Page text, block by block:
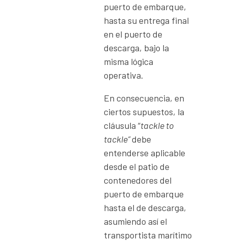
puerto de embarque,
hasta su entrega final
en el puerto de
descarga, bajo la
misma lógica
operativa.
En consecuencia, en
ciertos supuestos, la
cláusula “tackle to
tackle”debe
entenderse aplicable
desde el patio de
contenedores del
puerto de embarque
hasta el de descarga,
asumiendo así el
transportista marítimo